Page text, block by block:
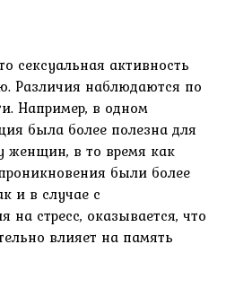
сексуальная активность
Различия наблюдаются по
Например, в одном
была более полезна для
женщин, в то время как
были более
и в случае с
на стресс, оказывается, что
влияет на память